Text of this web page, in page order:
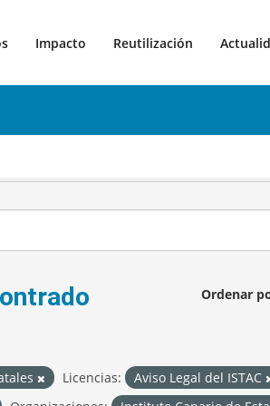
Impacto Reutilización
Ordenar
Licencias: Aviso Legal del ISTAC